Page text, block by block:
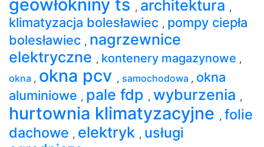
geowłókniny ts , architektura ,
klimatyzacja bolesławiec , pompy ciepła
bolesławiec , nagrzewnice
elektryczne , kontenery magazynowe ,
okna , okna pcv , samochodowa , okna
aluminiowe , pale fdp , wyburzenia ,
hurtownia klimatyzacyjne , folie
dachowe , elektryk , usługi